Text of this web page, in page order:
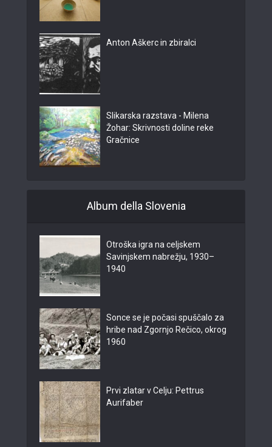
Anton Aškerc in zbiralci
Slikarska razstava - Milena
Žohar: Skrivnosti doline reke
Gračnice
Album della Slovenia
Otroška igra na celjskem
Savinjskem nabrežju, 1930–
1940
Sonce se je počasi spuščalo za
hribe nad Zgornjo Rečico, okrog
1960
Prvi zlatar v Celju: Pettrus
Aurifaber